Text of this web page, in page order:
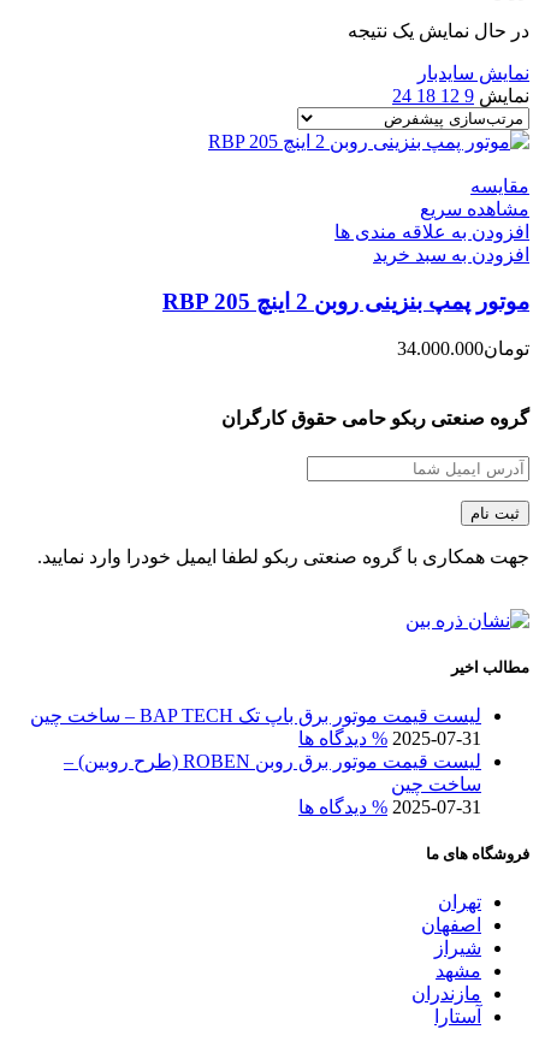
در حال نمایش یک نتیجه
نمایش سایدبار
نمایش 9
12
18
24
مقایسه
مشاهده سریع
افزودن به علاقه مندی ها
افزودن به سبد خرید
موتور پمپ بنزینی روبن 2 اینچ RBP 205
تومان34.000.000
گروه صنعتی ربکو حامی حقوق کارگران
جهت همکاری با گروه صنعتی ربکو لطفا ایمیل خودرا وارد نمایید.
مطالب اخیر
لیست قیمت موتور برق باپ تک BAP TECH – ساخت چین
2025-07-31 % دیدگاه ها
لیست قیمت موتور برق روبن ROBEN (طرح روبین) –
ساخت چین
2025-07-31 % دیدگاه ها
فروشگاه های ما
تهران
اصفهان
شیراز
مشهد
مازندران
آستارا